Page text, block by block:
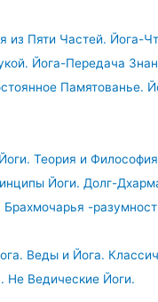
из Пяти Частей. Йога-
Йога-Передача
Памятованье.
Теория и
Йоги. Долг-
Брахмочарья -
Веды и Йога.
Не Ведические Йоги.